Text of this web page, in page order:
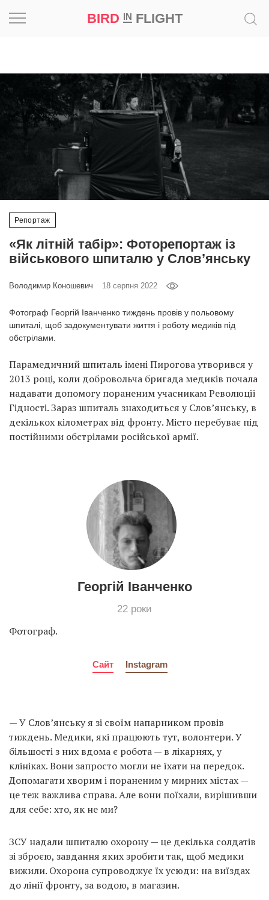
BIRD INFLIGHT
EN
RU
Репортаж
«Як літній табір»: Фоторепортаж із
військового шпиталю у Слов’янську
Володимир Коношевич 18 серпня 2022
Фотограф Георгій Іванченко тиждень провів у польовому
шпиталі, щоб задокументувати життя і роботу медиків під
обстрілами.
Парамедичний шпиталь імені Пирогова утворився у
2013 році, коли добровольча бригада медиків почала
надавати допомогу пораненим учасникам Революції
Гідності. Зараз шпиталь знаходиться у Слов’янську, в
декількох кілометрах від фронту. Місто перебуває під
постійними обстрілами російської армії.
Георгій Іванченко
22 роки
Фотограф.
Сайт Instagram
— У Слов’янську я зі своїм напарником провів
тиждень. Медики, які працюють тут, волонтери. У
більшості з них вдома є робота — в лікарнях, у
клініках. Вони запросто могли не їхати на передок.
Допомагати хворим і пораненим у мирних містах —
це теж важлива справа. Але вони поїхали, вирішивши
для себе: хто, як не ми?
ЗСУ надали шпиталю охорону — це декілька солдатів
зі зброєю, завдання яких зробити так, щоб медики
вижили. Охорона супроводжує їх усюди: на виїздах
до лінії фронту, за водою, в магазин.